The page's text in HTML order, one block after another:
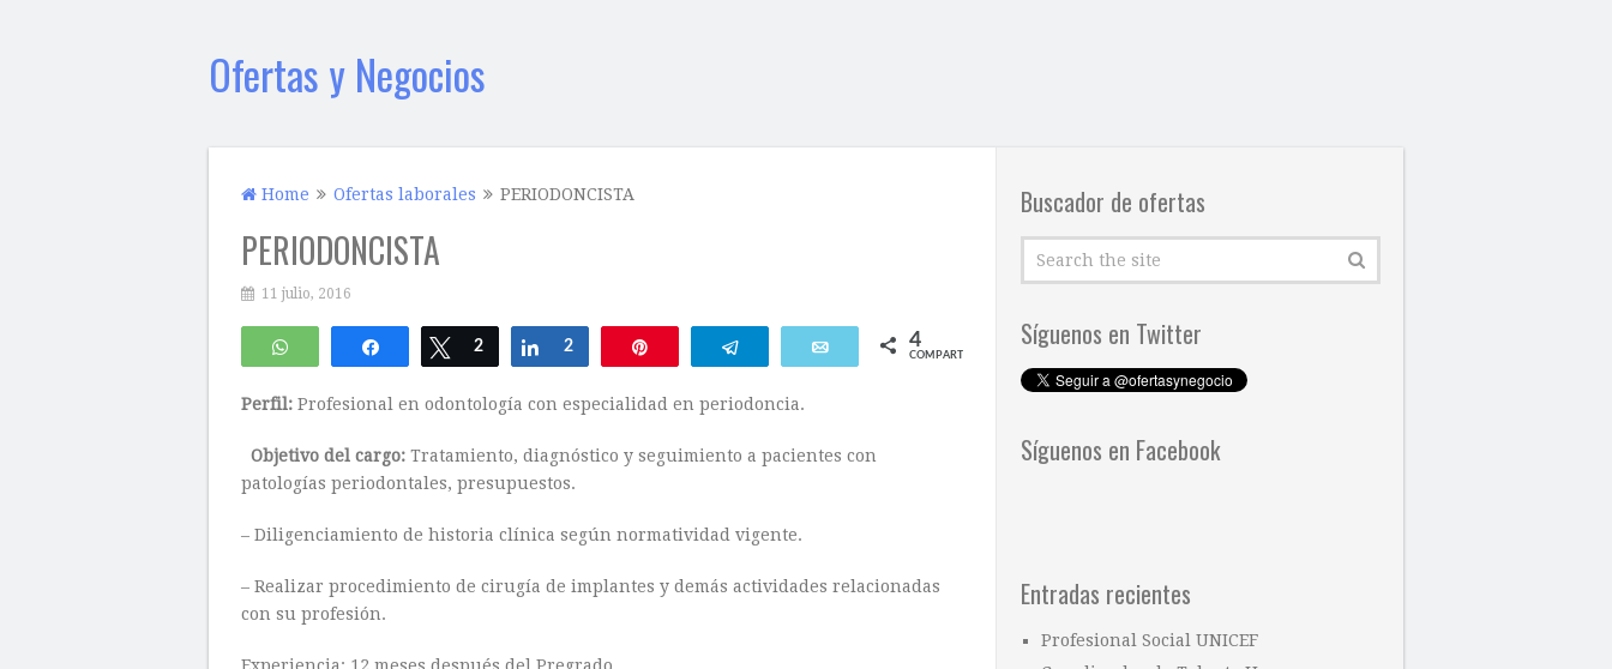
Ofertas y Negocios
Home Ofertas laborales PERIODONCISTA
PERIODONCISTA
11 julio, 2016
WhatsApp Compartir Twittear
2 Compartir
2 Telegram Email 4
COMPARTIR
Perfil: Profesional en odontología con especialidad en periodoncia.
Objetivo del cargo: Tratamiento, diagnóstico y seguimiento a pacientes con
patologías periodontales, presupuestos.
– Diligenciamiento de historia clínica según normatividad vigente.
– Realizar procedimiento de cirugía de implantes y demás actividades relacionadas
con su profesión.
Buscador de ofertas
Síguenos en Twitter
Síguenos en Facebook
Entradas recientes
Profesional Social UNICEF